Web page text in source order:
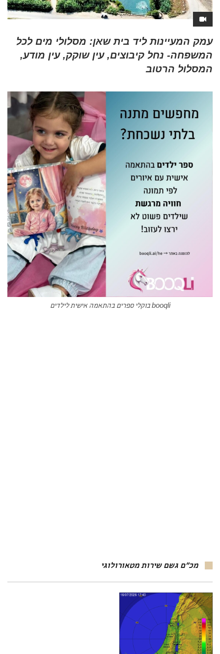
עמק המעיינות ליד בית שאן: מסלולי מים לכל
המשפחה- נחל קיבוצים, עין שוקק, עין מודע,
המסלול הרטוב
booqli בוקלי ספרים בהתאמה אישית לילדים
מכ"ם גשם שירות מטאורולוגי